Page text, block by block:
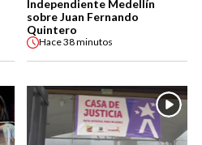
Independiente Medellín
sobre Juan Fernando
Quintero
Hace38 minutos